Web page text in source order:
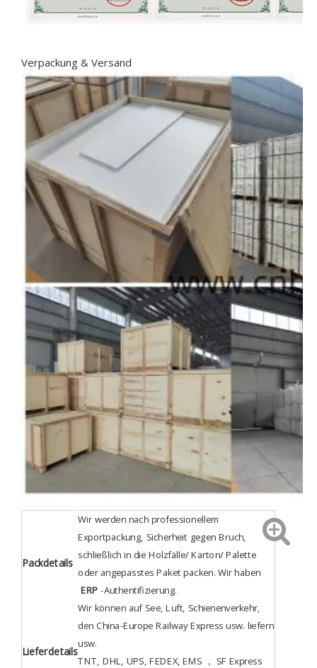
Verpackung & Versand
Packdetails
Wir werden nach professionellem
Exportpackung, Sicherheit gegen Bruch,
schließlich in die Holzfälle/ Karton/ Palette
oder angepasstes Paket packen. Wir haben
ERP -Authentifizierung.
Lieferdetails
Wir können auf See, Luft, Schienenverkehr,
den China-Europe Railway Express usw. liefern
usw.
TNT, DHL, UPS, FEDEX, EMS ， SF Express